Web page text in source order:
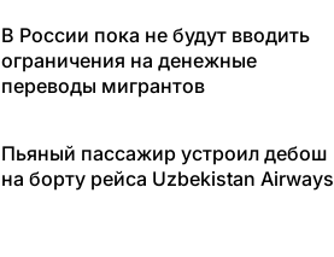
В России пока не будут вводить
ограничения на денежные
переводы мигрантов
Пьяный пассажир устроил дебош
на борту рейса Uzbekistan Airways